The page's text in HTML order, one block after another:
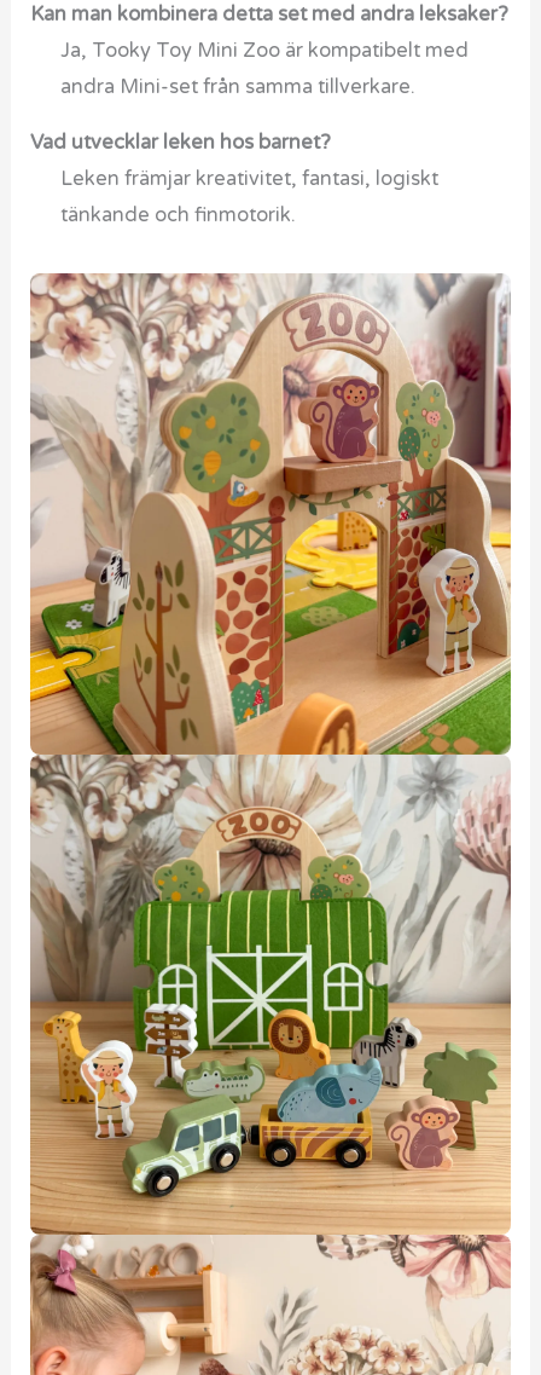
Kan man kombinera detta set med andra leksaker?
Ja, Tooky Toy Mini Zoo är kompatibelt med
andra Mini-set från samma tillverkare.
Vad utvecklar leken hos barnet?
Leken främjar kreativitet, fantasi, logiskt
tänkande och finmotorik.